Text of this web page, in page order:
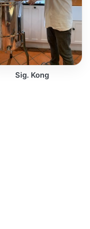
Sig. Kong